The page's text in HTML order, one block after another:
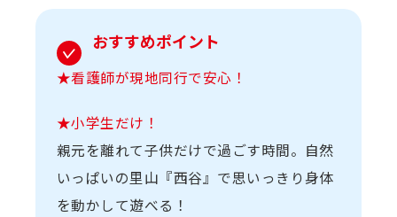
おすすめポイント
★看護師が現地同行で安心！
★小学生だけ！
親元を離れて子供だけで過ごす時間。自然
いっぱいの里山『西谷』で思いっきり身体
を動かして遊べる！